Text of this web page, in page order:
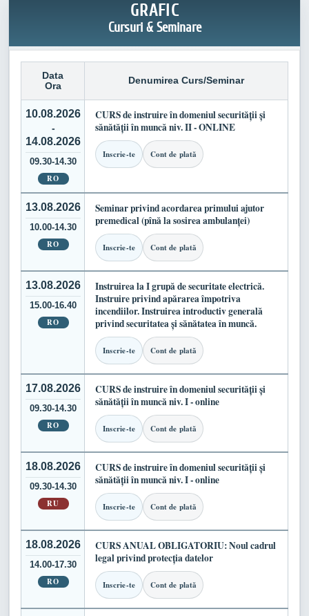
GRAFIC
Cursuri & Seminare
Data
Ora
Denumirea Curs/Seminar
10.08.2026
-
14.08.2026
09.30-14.30
RO
CURS de instruire în domeniul securității și
sănătății în muncă niv. II - ONLINE
Inscrie-te Cont de plată
13.08.2026
10.00-14.30
RO
Seminar privind acordarea primului ajutor
premedical (pînă la sosirea ambulanței)
Inscrie-te Cont de plată
13.08.2026
15.00-16.40
RO
Instruirea la I grupă de securitate electrică.
Instruire privind apărarea împotriva
incendiilor. Instruirea introductiv generală
privind securitatea și sănătatea în muncă.
Inscrie-te Cont de plată
17.08.2026
09.30-14.30
RO
CURS de instruire în domeniul securității și
sănătății în muncă niv. I - online
Inscrie-te Cont de plată
18.08.2026
09.30-14.30
RU
CURS de instruire în domeniul securității și
sănătății în muncă niv. I - online
Inscrie-te Cont de plată
18.08.2026
14.00-17.30
RO
CURS ANUAL OBLIGATORIU: Noul cadrul
legal privind protecția datelor
Inscrie-te Cont de plată